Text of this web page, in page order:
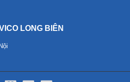
LONG BIÊN